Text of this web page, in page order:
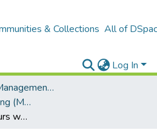
& Collections All of
Log In
Département Management et Entrepreneuriat
Management Marketing (MM)
Le rôle des influenceurs web dans la promotion d’un produit: étude de cas pi-relations - le petit marseillais